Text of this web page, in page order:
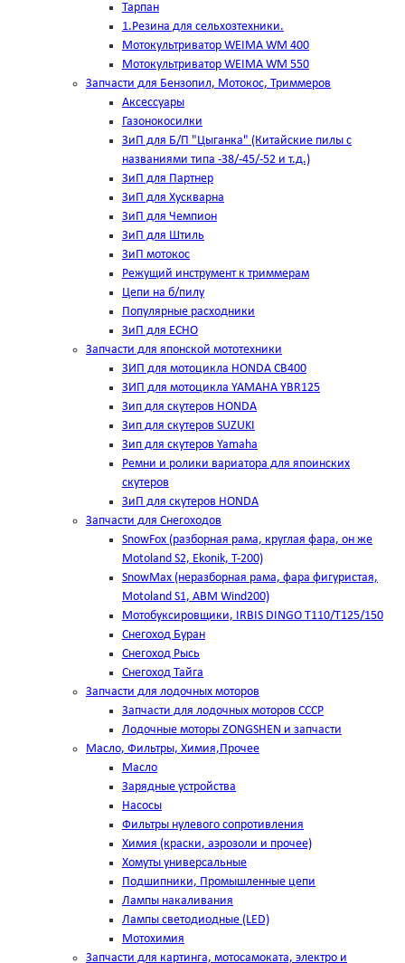
Тарпан
1.Резина для сельхозтехники.
Мотокультриватор WEIMA WM 400
Мотокультриватор WEIMA WM 550
Запчасти для Бензопил, Мотокос, Триммеров
Аксессуары
Газонокосилки
ЗиП для Б/П "Цыганка" (Китайские пилы с
названиями типа -38/-45/-52 и т.д.)
ЗиП для Партнер
ЗиП для Хускварна
ЗиП для Чемпион
ЗиП для Штиль
ЗиП мотокос
Режущий инструмент к триммерам
Цепи на б/пилу
Популярные расходники
ЗиП для ЕСНО
Запчасти для японской мототехники
ЗИП для мотоцикла HONDA CB400
ЗИП для мотоцикла YAMAHA YBR125
Зип для скутеров HONDA
Зип для скутеров SUZUKI
Зип для скутеров Yamaha
Ремни и ролики вариатора для япоинских
скутеров
ЗиП для скутеров HONDA
Запчасти для Снегоходов
SnowFox (разборная рама, круглая фара, он же
Motoland S2, Ekonik, T-200)
SnowMax (неразборная рама, фара фигуристая,
Motoland S1, ABM Wind200)
Мотобуксировщики, IRBIS DINGO Т110/Т125/150
Снегоход Буран
Снегоход Рысь
Снегоход Тайга
Запчасти для лодочных моторов
Запчасти для лодочных моторов СССР
Лодочные моторы ZONGSHEN и запчасти
Масло, Фильтры, Химия,Прочее
Масло
Зарядные устройства
Насосы
Фильтры нулевого сопротивления
Химия (краски, аэрозоли и прочее)
Хомуты универсальные
Подшипники, Промышленные цепи
Лампы накаливания
Лампы светодиодные (LED)
Мотохимия
Запчасти для картинга, мотосамоката, электро и